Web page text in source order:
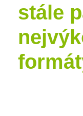
stále